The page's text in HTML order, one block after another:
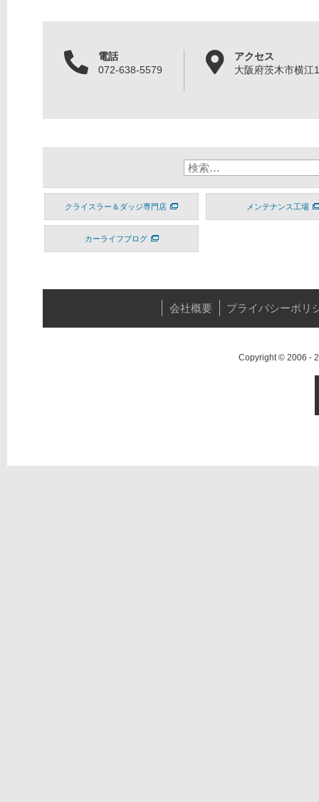
電話
072-638-5579
アクセス
大阪府茨木市横江
クライスラー＆ダッジ専門店 メンテナンス工場
カーライフブログ
会社概要 プライバシーポリ
Copyright © 2006 -